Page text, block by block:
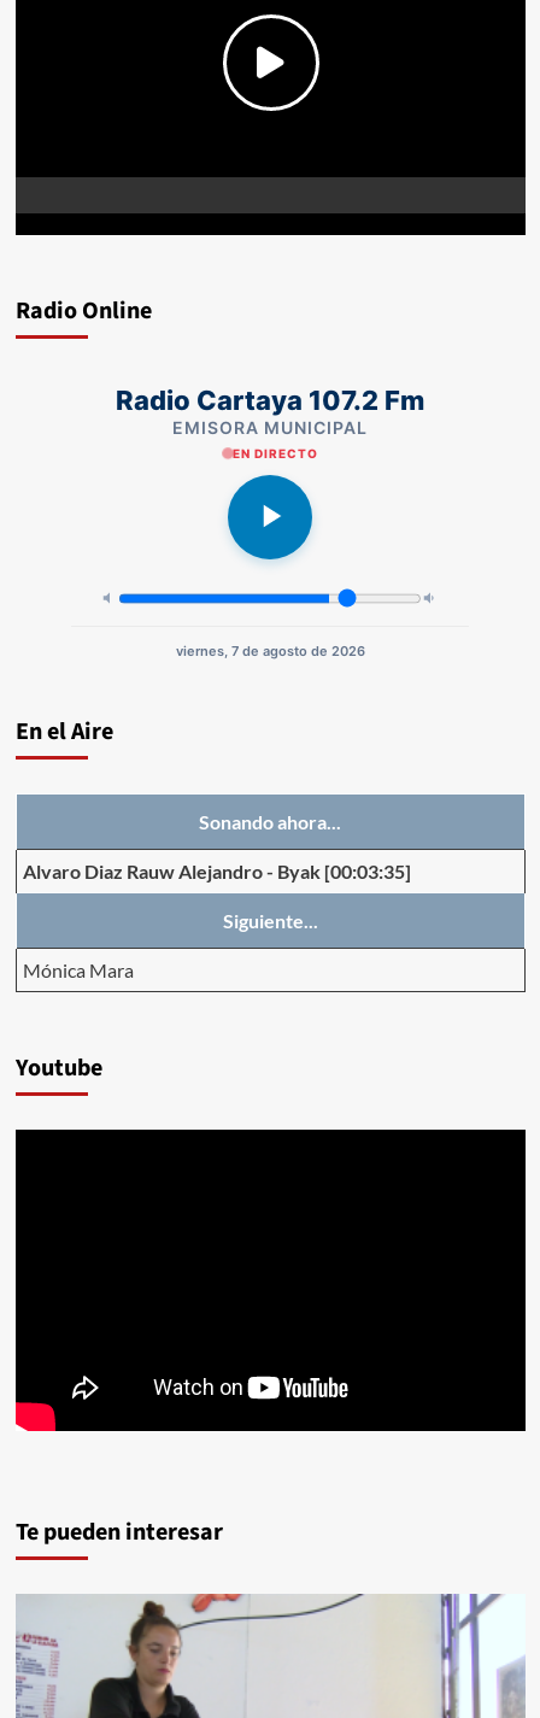
Radio Online
Radio Cartaya 107.2 Fm
EMISORA MUNICIPAL
EN DIRECTO
viernes, 7 de agosto de 2026
En el Aire
Sonando ahora...
Alvaro Diaz Rauw Alejandro- Byak [00:03:35]
Siguiente...
Mónica Mara
Youtube
Te pueden interesar